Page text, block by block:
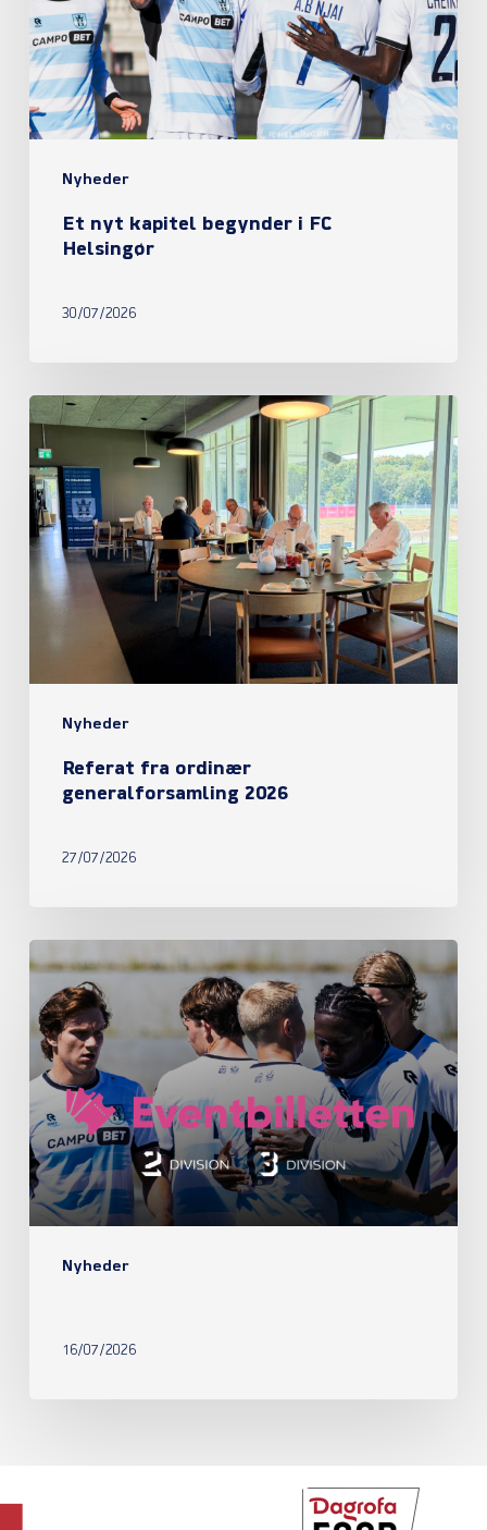
Nyheder
FC
Helsingør
Et nyt kapitel begynder i FC
Helsingør
30/07/2026
Nyheder
Referat
fra
ordinær
generalforsamling
2026
Referat fra ordinær
generalforsamling 2026
27/07/2026
Nyheder
16/07/2026